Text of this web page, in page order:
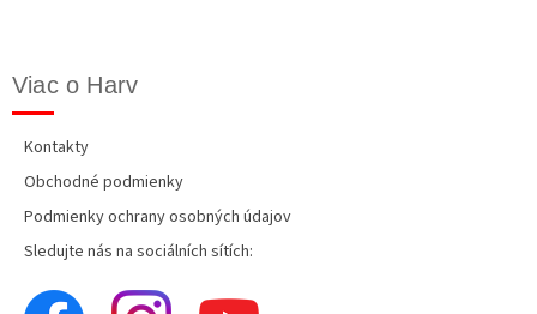
Viac o Harv
Kontakty
Obchodné podmienky
Podmienky ochrany osobných údajov
Sledujte nás na sociálních sítích: